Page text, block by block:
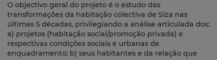
O objectivo geral do projeto é o estudo das
transformações da habitação colectiva de Siza nas
últimas 5 décadas, privilegiando a análise articulada dos:
a) projetos (habitação social/promoção privada) e
respectivas condições sociais e urbanas de
enquadramento; b) seus habitantes e da relação que